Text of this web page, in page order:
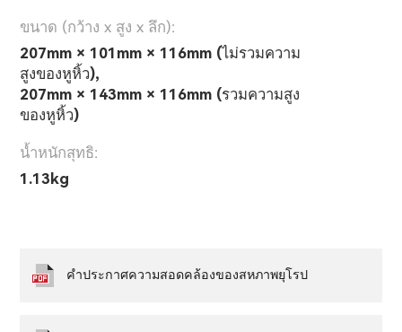
ขนาด (กว้าง x สูง x ลึก):
207mm × 101mm × 116mm (ไม่รวมความ
สูงของหูหิ้ว),
207mm × 143mm × 116mm (รวมความสูง
ของหูหิ้ว)
น้ำหนักสุทธิ:
1.13kg
คำประกาศความสอดคล้องของสหภาพยุโรป